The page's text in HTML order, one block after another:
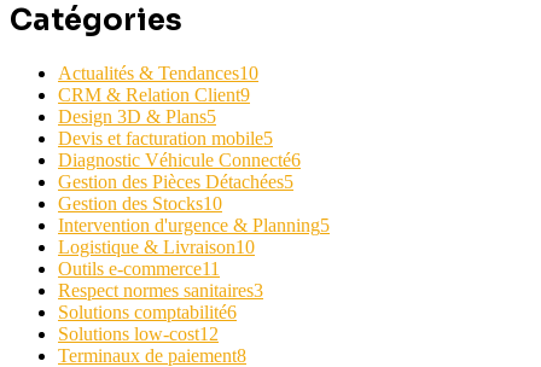
Catégories
Actualités & Tendances10
CRM & Relation Client9
Design 3D & Plans5
Devis et facturation mobile5
Diagnostic Véhicule Connecté6
Gestion des Pièces Détachées5
Gestion des Stocks10
Intervention d'urgence & Planning5
Logistique & Livraison10
Outils e-commerce11
Respect normes sanitaires3
Solutions comptabilité6
Solutions low-cost12
Terminaux de paiement8